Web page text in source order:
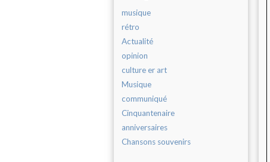
musique
rétro
Actualité
opinion
culture er art
Musique
communiqué
Cinquantenaire
anniversaires
Chansons souvenirs